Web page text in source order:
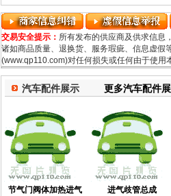
交易安全提示： 所有发布的供应商及供求信息
诸如商品质量、退换货、服务瑕疵、信息虚
(www.qp110.com)对任何损失或任何由于使用
汽车配件展示 更多汽车配件
节气门阀体加热进气
进气歧管总成